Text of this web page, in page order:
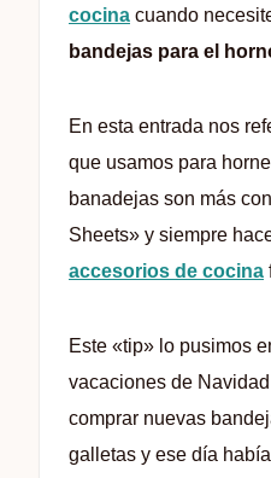
cocina cuando
bandejas para el
En esta entrada nos
que usamos para
banadejas son más
Sheets» y siempre
accesorios de cocina
Este «tip» lo pusimos
vacaciones de
comprar nuevas
galletas y ese día